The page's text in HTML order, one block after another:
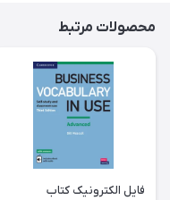
محصولات مرتبط
فایل الکترونیک کتاب